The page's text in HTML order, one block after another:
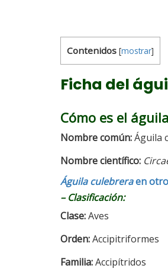
Contenidos [mostrar]
Ficha del
Cómo es el
Nombre común:Águila
Nombre científico:
Águila culebreraen
– Clasificación:
Clase:Aves
Orden:Accipitriformes
Familia:Accipítridos